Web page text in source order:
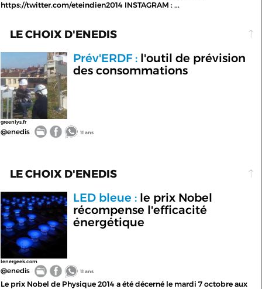
https://twitter.com/eteindien2014 INSTAGRAM : ...
LE CHOIX D'ENEDIS
greenlys.fr
Prév'ERDF :l'outil de prévision
des consommations
@enedis 11 ans
LE CHOIX D'ENEDIS
lenergeek.com
LED bleue :le prix Nobel
récompense l'efficacité
énergétique
@enedis 11 ans
Le prix Nobel de Physique 2014 a été décerné le mardi 7 octobre aux